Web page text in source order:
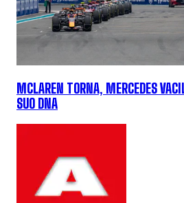
MCLAREN TORNA, MERCEDES
SUO DNA